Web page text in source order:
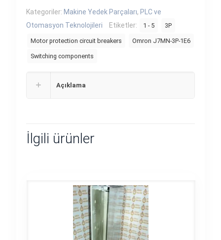
Kategoriler: Makine Yedek Parçaları, PLC ve
Otomasyon Teknolojileri
Etiketler: 1 - 5 3P
Motor protection circuit breakers Omron J7MN-3P-1E6
Switching components
Açıklama
İlgili ürünler